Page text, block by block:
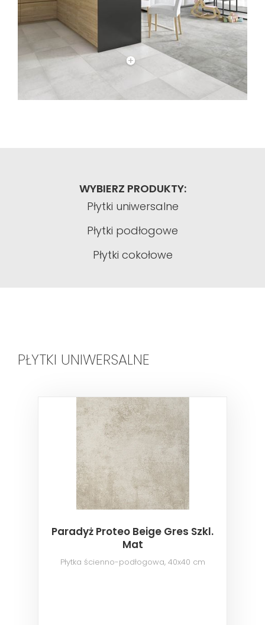
WYBIERZ PRODUKTY:
Płytki uniwersalne
Płytki podłogowe
Płytki cokołowe
PŁYTKI UNIWERSALNE
Paradyż Proteo Beige Gres Szkl.
Mat
Płytka ścienno-podłogowa, 40x40 cm